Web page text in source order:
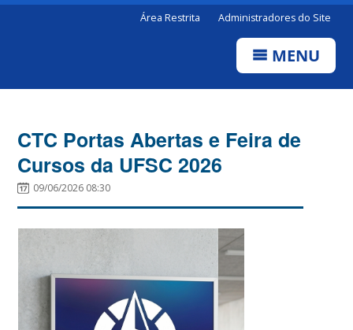
Área Restrita Administradores do Site
MENU
CTC Portas Abertas e Feira de
Cursos da UFSC 2026
09/06/2026 08:30